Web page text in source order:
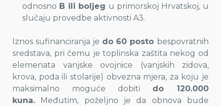
odnosno B ili boljeg u primorskoj Hrvatskoj, u
slučaju provedbe aktivnosti A3.
Iznos sufinanciranja je do 60 posto bespovratnih
sredstava, pri čemu je toplinska zaštita nekog od
elemenata vanjske ovojnice (vanjskih zidova,
krova, poda ili stolarije) obvezna mjera, za koju je
maksimalno moguće dobiti do 120.000
kuna. Međutim, poželjno je da obnova bude